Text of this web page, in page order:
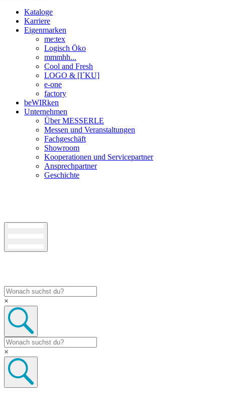
Kataloge
Karriere
Eigenmarken
me:tex
Logisch Öko
mmmhh...
Cool and Fresh
LOGO & [I´KU]
e-one
factory
beWIRken
Unternehmen
Über MESSERLE
Messen und Veranstaltungen
Fachgeschäft
Showroom
Kooperationen und Servicepartner
Ansprechpartner
Geschichte
×
×